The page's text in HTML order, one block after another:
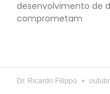
desenvolvimento de
comprometam
Dr. Ricardo Filippo